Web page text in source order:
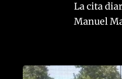
La cita
Manuel